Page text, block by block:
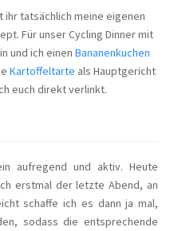
ihr tatsächlich meine eigenen
Für unser Cycling Dinner mit
und ich einen Bananenkuchen
Kartoffeltarte als Hauptgericht
euch direkt verlinkt.
aufregend und aktiv. Heute
erstmal der letzte Abend, an
schaffe ich es dann ja mal,
sodass die entsprechende